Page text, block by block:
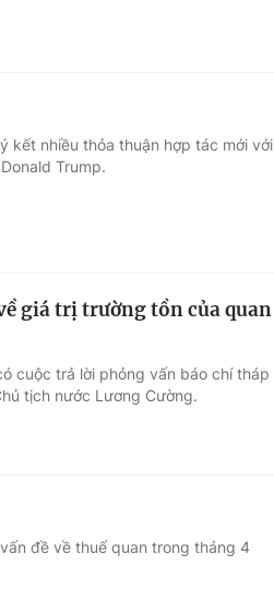
kết nhiều thỏa thuận hợp tác mới với
Trump.
giá trị trường tồn của quan
cuộc trả lời phỏng vấn báo chí tháp
tịch nước Lương Cường.
đề về thuế quan trong tháng 4